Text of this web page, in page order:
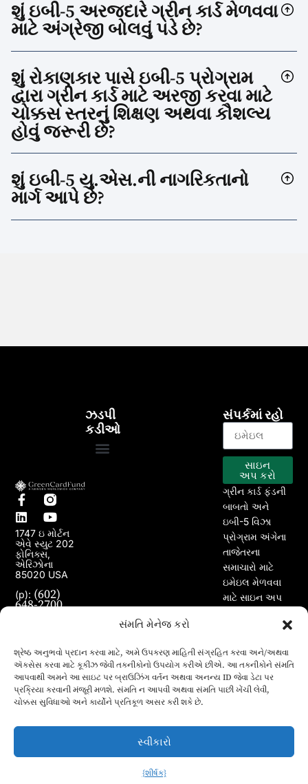
સંમતિ મેનેજ કરો
શ્રેષ્ઠ અનુભવો પ્રદાન કરવા માટે, અમે ઉપકરણ માહિતી સંગ્રહિત કરવા અને/અથવા
ઍક્સેસ કરવા માટે કૂકીઝ જેવી તકનીકોનો ઉપયોગ કરીએ છીએ. આ તકનીકોને સંમતિ
આપવાથી અમને આ સાઇટ પર બ્રાઉઝિંગ વર્તન અથવા અનન્ય ID જેવા ડેટા પર
પ્રક્રિયા કરવાની મંજૂરી મળશે. સંમતિ ન આપવી અથવા સંમતિ પાછી ખેંચી લેવી,
ચોક્કસ સુવિધાઓ અને કાર્યોને પ્રતિકૂળ અસર કરી શકે છે.
સ્વીકારો
{શીર્ષક}
શું ઇબી-5 અરજદારે ગ્રીન કાર્ડ મેળવવા
માટે અંગ્રેજી બોલવું પડે છે?
શું રોકાણકાર પાસે ઇબી-5 પ્રોગ્રામ
દ્વારા ગ્રીન કાર્ડ માટે અરજી કરવા માટે
ચોક્કસ સ્તરનું શિક્ષણ અથવા કૌશલ્ય
હોવું જરૂરી છે?
શું ઇબી-5 યુ.એસ.ની નાગરિકતાનો
માર્ગ આપે છે?
1747 ઇ મોર્ટન
એવે સ્યુટ 202
ફોનિક્સ,
એરિઝોના
85020 USA
(p): (602)
648-2700
info@greencardfund.com
ઝડપી
કડીઓ
સંપર્કમાં રહો
સાઇન
અપ કરો
ગ્રીન કાર્ડ ફંડની
બાબતો અને
ઇબી-5 વિઝા
પ્રોગ્રામ અંગેના
તાજેતરના
સમાચારો માટે
ઇમેઇલ મેળવવા
માટે સાઇન અપ
© 2024 કોપીરાઇટ ગ્રીન કાર્ડ ફંડ. તમામ અધિકારો અનામત.